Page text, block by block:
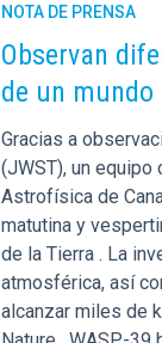
NOTA DE PRENSA
Observan
de un mundo
Gracias a
(JWST), un
Astrofísica de
matutina y
de la Tierra . La
atmosférica, así
alcanzar miles de